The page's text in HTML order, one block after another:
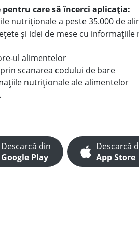
care să încerci aplicația:
nutriționale a peste 35.000 de
și idei de mese cu
ul alimentelor
scanarea codului de bare
nutriționale ale alimentelor
Descarcă din
Google Play
Descarcă
App Store